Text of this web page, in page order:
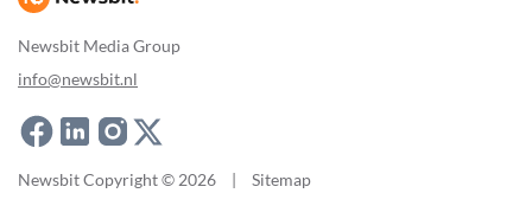
Newsbit Media Group
info@newsbit.nl
Newsbit Copyright © 2026 | Sitemap